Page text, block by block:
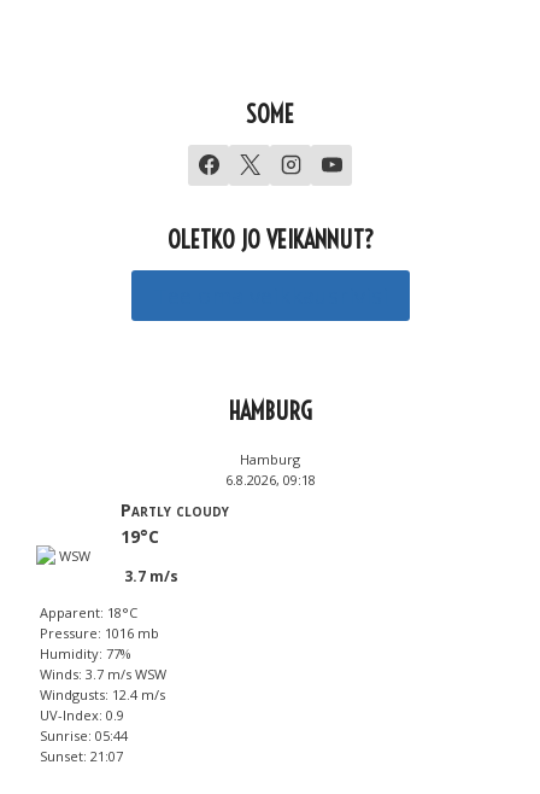
SOME
OLETKO JO VEIKANNUT?
HAMBURG
Hamburg
6.8.2026, 09:18
Partly cloudy
19°C
3.7 m/s
Apparent: 18°C
Pressure: 1016 mb
Humidity: 77%
Winds: 3.7 m/s WSW
Windgusts: 12.4 m/s
UV-Index: 0.9
Sunrise: 05:44
Sunset: 21:07